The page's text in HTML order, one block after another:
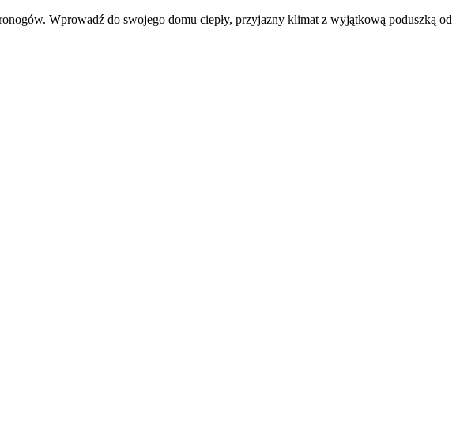
Wprowadź do swojego domu ciepły, przyjazny klimat z wyjątkową poduszką od